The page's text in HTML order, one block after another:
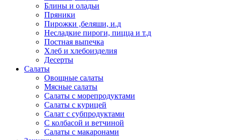
Блины и оладьи
Пряники
Пирожки ,беляши, и.д
Несладкие пироги, пицца и т.д
Постная выпечка
Хлеб и хлебоизделия
Десерты
Салаты
Овощные салаты
Мясные салаты
Салаты с морепродуктами
Салаты с курицей
Салат с субпродуктами
С колбасой и ветчиной
Салаты с макаронами